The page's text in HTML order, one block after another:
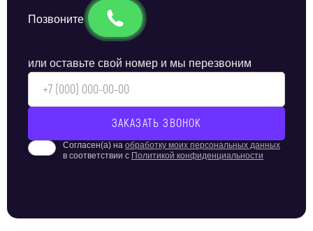
Позвоните
или оставьте свой номер и мы перезвоним
Согласен(а) на обработку моих персональных данных
в соответствии с Политикой конфиденциальности